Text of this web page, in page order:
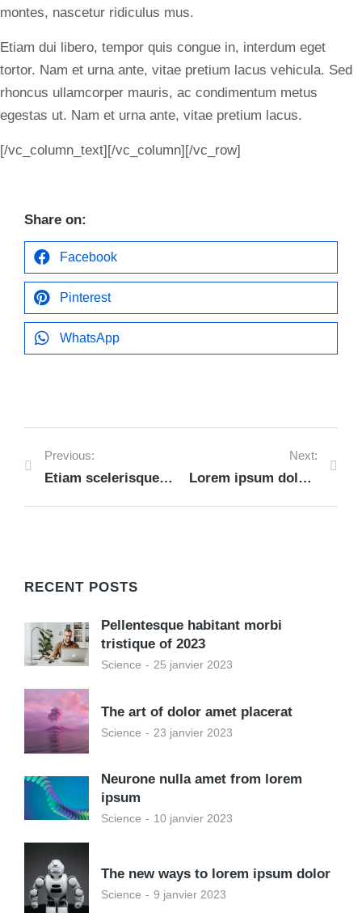
montes, nascetur ridiculus mus.
Etiam dui libero, tempor quis congue in, interdum eget
tortor. Nam et urna ante, vitae pretium lacus vehicula. Sed
rhoncus ullamcorper mauris, ac condimentum metus
egestas ut. Nam et urna ante, vitae pretium lacus.
[/vc_column_text][/vc_column][/vc_row]
Share on:
Facebook
Pinterest
WhatsApp
Previous:
Etiam scelerisque – iaculis felis arcu hendrerit vitae
Next:
Lorem ipsum dolor nulla amet
RECENT POSTS
Pellentesque habitant morbi
tristique of 2023
Science 25 janvier 2023
The art of dolor amet placerat
Science 23 janvier 2023
Neurone nulla amet from lorem
ipsum
Science 10 janvier 2023
The new ways to lorem ipsum dolor
Science 9 janvier 2023